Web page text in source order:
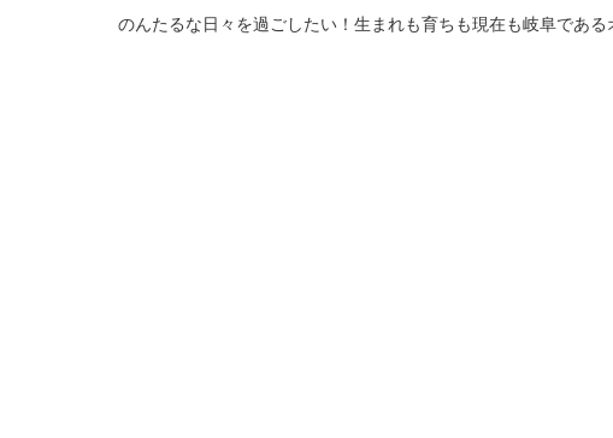
のんたるな日々を過ごしたい！生まれも育ちも現在も岐阜であ